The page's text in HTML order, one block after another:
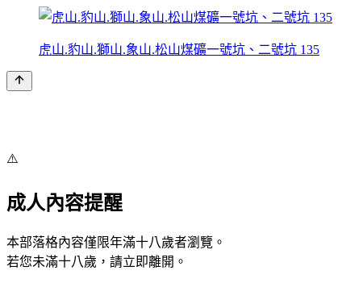
虎山.豹山.獅山.象山.松山煤礦一號坑、二號坑 135
⚠️
成人內容提醒
本部落格內容僅限年滿十八歲者瀏覽。
若您未滿十八歲，請立即離開。